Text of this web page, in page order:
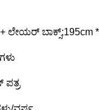
+ ಲೇಯರ್ ಬಾಕ್ಸ್;195cm
ಪತ್ರ